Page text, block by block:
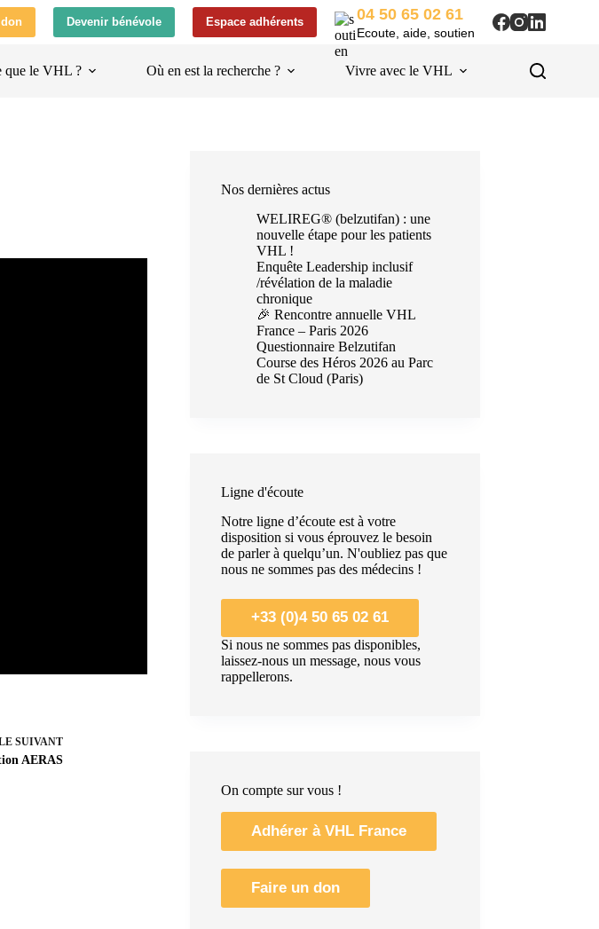
Devenir bénévole Espace adhérents 04 50 65 02 61
Ecoute, aide, soutien
que le VHL ? Où en est la recherche ? Vivre avec le VHL Liens utiles
SUIVANT
AERAS
Nos dernières actus
WELIREG® (belzutifan) : une
nouvelle étape pour les patients
VHL !
Enquête Leadership inclusif
/révélation de la maladie
chronique
🎉 Rencontre annuelle VHL
France – Paris 2026
Questionnaire Belzutifan
Course des Héros 2026 au Parc
de St Cloud (Paris)
Ligne d'écoute
Notre ligne d’écoute est à votre
disposition si vous éprouvez le besoin
de parler à quelqu’un. N'oubliez pas que
nous ne sommes pas des médecins !
+33 (0)4 50 65 02 61
Si nous ne sommes pas disponibles,
laissez-nous un message, nous vous
rappellerons.
On compte sur vous !
Adhérer à VHL France
Faire un don